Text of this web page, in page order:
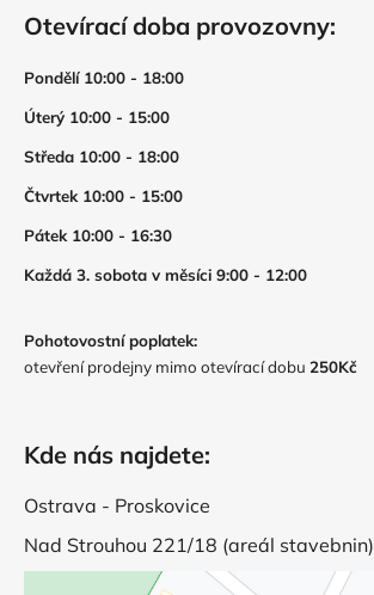
Otevírací doba provozovny:
Pondělí 10:00 - 18:00
Úterý 10:00 - 15:00
Středa 10:00 - 18:00
Čtvrtek 10:00 - 15:00
Pátek 10:00 - 16:30
Každá 3. sobota v měsíci 9:00 - 12:00
Pohotovostní poplatek:
otevření prodejny mimo otevírací dobu 250Kč
Kde nás najdete:
Ostrava - Proskovice
Nad Strouhou 221/18 (areál stavebnin)